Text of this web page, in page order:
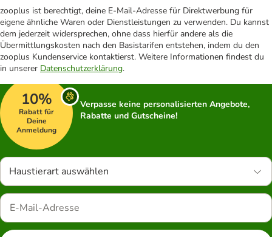
zooplus ist berechtigt, deine E-Mail-Adresse für Direktwerbung für
eigene ähnliche Waren oder Dienstleistungen zu verwenden. Du kannst
dem jederzeit widersprechen, ohne dass hierfür andere als die
Übermittlungskosten nach den Basistarifen entstehen, indem du den
zooplus Kundenservice kontaktierst. Weitere Informationen findest du
in unserer Datenschutzerklärung.
10%
Rabatt für
Deine
Anmeldung
Verpasse keine personalisierten Angebote,
Rabatte und Gutscheine!
Haustierart auswählen